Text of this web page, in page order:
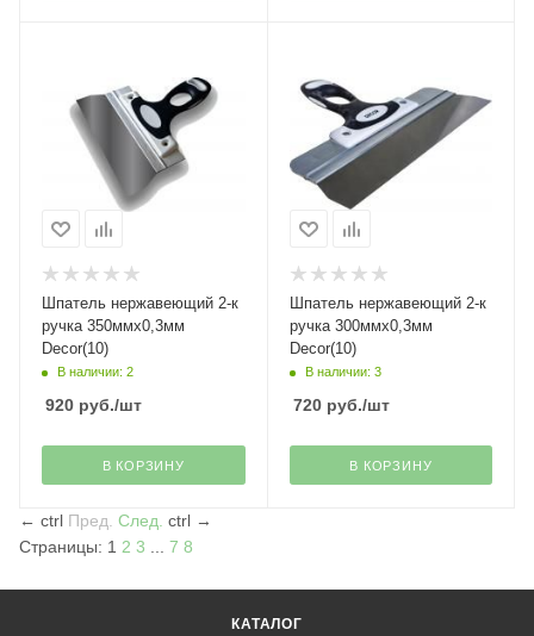
Шпатель нержавеющий 2-к
ручка 350ммх0,3мм
Decor(10)
В наличии: 2
920 руб./шт
В КОРЗИНУ
Шпатель нержавеющий 2-к
ручка 300ммх0,3мм
Decor(10)
В наличии: 3
720руб./шт
В КОРЗИНУ
← ctrl Пред. След. ctrl →
Страницы: 1 2 3 7 8
КАТАЛОГ